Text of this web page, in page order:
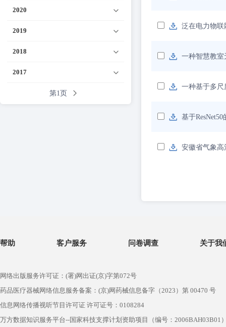
2020
2019
2018
2017
第1页
泛在电力物
一种智慧教
一种基于多尺
基于
安徽省气象
帮助 客户服务 问卷调查 关于我
网络出版服务许可证：(署)网出证(京)字第072号
药品医疗器械网络信息服务备案：(京)网药械信息备字（2023）第 00470 号
信息网络传播视听节目许可证 许可证号：0108284
万方数据知识服务平台--国家科技支撑计划资助项目（编号：2006BAH03B01